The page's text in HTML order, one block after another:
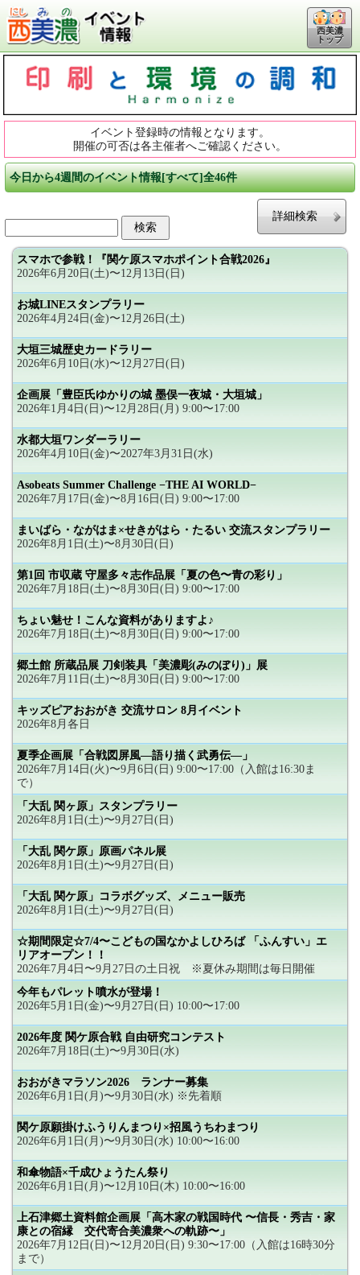
西美濃
トップ
イベント登録時の情報となります。
開催の可否は各主催者へご確認ください。
今日から4週間のイベント情報[すべて]全46件
詳細検索
スマホで参戦！『関ケ原スマホポイント合戦2026』
2026年6月20日(土)〜12月13日(日)
お城LINEスタンプラリー
2026年4月24日(金)〜12月26日(土)
大垣三城歴史カードラリー
2026年6月10日(水)〜12月27日(日)
企画展「豊臣氏ゆかりの城 墨俣一夜城・大垣城」
2026年1月4日(日)〜12月28日(月) 9:00〜17:00
水都大垣ワンダーラリー
2026年4月10日(金)〜2027年3月31日(水)
Asobeats Summer Challenge −THE AI WORLD−
2026年7月17日(金)〜8月16日(日) 9:00〜17:00
まいばら・ながはま×せきがはら・たるい 交流スタンプラリー
2026年8月1日(土)〜8月30日(日)
第1回 市収蔵 守屋多々志作品展「夏の色〜青の彩り」
2026年7月18日(土)〜8月30日(日) 9:00〜17:00
ちょい魅せ！こんな資料がありますよ♪
2026年7月18日(土)〜8月30日(日) 9:00〜17:00
郷土館 所蔵品展 刀剣装具「美濃彫(みのぼり)」展
2026年7月11日(土)〜8月30日(日) 9:00〜17:00
キッズピアおおがき 交流サロン 8月イベント
2026年8月各日
夏季企画展「合戦図屏風―語り描く武勇伝―」
2026年7月14日(火)〜9月6日(日) 9:00〜17:00（入館は16:30ま
で）
「大乱 関ヶ原」スタンプラリー
2026年8月1日(土)〜9月27日(日)
「大乱 関ケ原」原画パネル展
2026年8月1日(土)〜9月27日(日)
「大乱 関ケ原」コラボグッズ、メニュー販売
2026年8月1日(土)〜9月27日(日)
☆期間限定☆7/4〜こどもの国なかよしひろば 「ふんすい」エ
リアオープン！！
2026年7月4日〜9月27日の土日祝 ※夏休み期間は毎日開催
今年もパレット噴水が登場！
2026年5月1日(金)〜9月27日(日) 10:00〜17:00
2026年度 関ケ原合戦 自由研究コンテスト
2026年7月18日(土)〜9月30日(水)
おおがきマラソン2026 ランナー募集
2026年6月1日(月)〜9月30日(水) ※先着順
関ケ原願掛けふうりんまつり×招風うちわまつり
2026年6月1日(月)〜9月30日(水) 10:00〜16:00
和傘物語×千成ひょうたん祭り
2026年6月1日(月)〜12月10日(木) 10:00〜16:00
上石津郷土資料館企画展「高木家の戦国時代 〜信長・秀吉・家
康との宿縁 交代寄合美濃衆への軌跡〜」
2026年7月12日(日)〜12月20日(日) 9:30〜17:00（入館は16時30分
まで）